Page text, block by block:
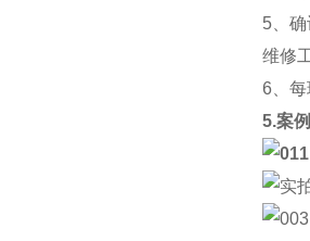
5、
维修
6、
5.案